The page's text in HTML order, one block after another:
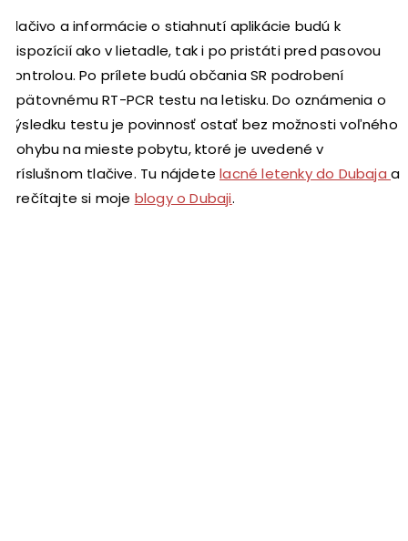
Tlačivo a informácie o stiahnutí aplikácie budú k
dispozícií ako v lietadle, tak i po pristáti pred pasovou
kontrolou. Po prílete budú občania SR podrobení
opätovnému RT-PCR testu na letisku. Do oznámenia o
výsledku testu je povinnosť ostať bez možnosti voľného
pohybu na mieste pobytu, ktoré je uvedené v
príslušnom tlačive. Tu nájdetelacné letenky do Dubajaa
prečítajte si moje blogy o Dubaji.